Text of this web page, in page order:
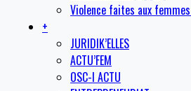
Violence faites aux
+
JURIDIK’ELLES
ACTU’FEM
OSC-I ACTU